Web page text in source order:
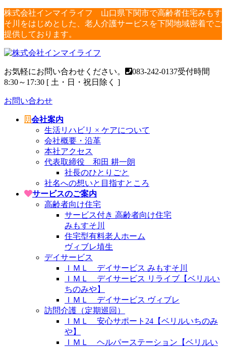
コ
ン
テ
ツ
ス
キ
ッ
プ
ナ
ビ
ゲ
シ
ン
に
移
動
株式会社インマイライフ 山口県下関市で高齢者住宅みもす
そ川をはじめとした、老人介護サービスを下関地域密着でご
提供しております。
お気軽にお問い合わせください。 083-242-0137受付時間
8:30～17:30 [ 土・日・祝日除く ]
お問い合わせ
会社案内
生活リハビリ × ケアについて
会社概要・沿革
本社アクセス
代表取締役 和田 耕一朗
社長のひとりごと
社名への想いと目指すところ
サービスのご案内
高齢者向け住宅
サービス付き 高齢者向け住宅
みもすそ川
住宅型有料老人ホーム
ヴィブレ埴生
デイサービス
ＩＭＬ デイサービス みもすそ川
ＩＭＬ デイサービス リライブ【ベリルい
ちのみや】
ＩＭＬ デイサービス ヴィブレ
訪問介護（定期巡回）
ＩＭＬ 安心サポート24【ベリルいちのみ
や】
ＩＭＬ ヘルパーステーション【ベリルい